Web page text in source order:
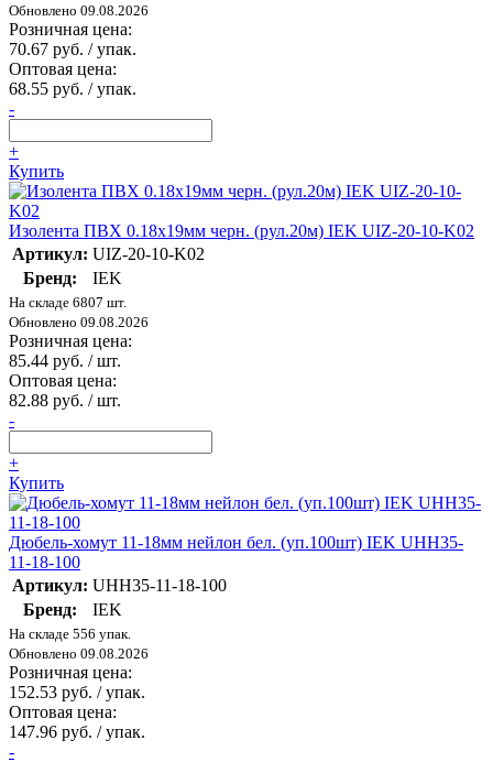
Обновлено 09.08.2026
Розничная цена:
70.67 руб. / упак.
Оптовая цена:
68.55 руб. / упак.
-
+
Купить
Изолента ПВХ 0.18х19мм черн. (рул.20м) IEK UIZ-20-10-K02
Артикул: UIZ-20-10-K02
Бренд:
IEK
На складе 6807 шт.
Обновлено 09.08.2026
Розничная цена:
85.44 руб. / шт.
Оптовая цена:
82.88 руб. / шт.
-
+
Купить
Дюбель-хомут 11-18мм нейлон бел. (уп.100шт) IEK UHH35-
11-18-100
Артикул: UHH35-11-18-100
Бренд:
IEK
На складе 556 упак.
Обновлено 09.08.2026
Розничная цена:
152.53 руб. / упак.
Оптовая цена:
147.96 руб. / упак.
-